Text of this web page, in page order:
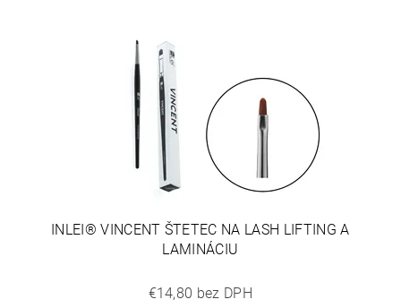
INLEI® VINCENT ŠTETEC NA LASH LIFTING A
LAMINÁCIU
€14,80 bez DPH